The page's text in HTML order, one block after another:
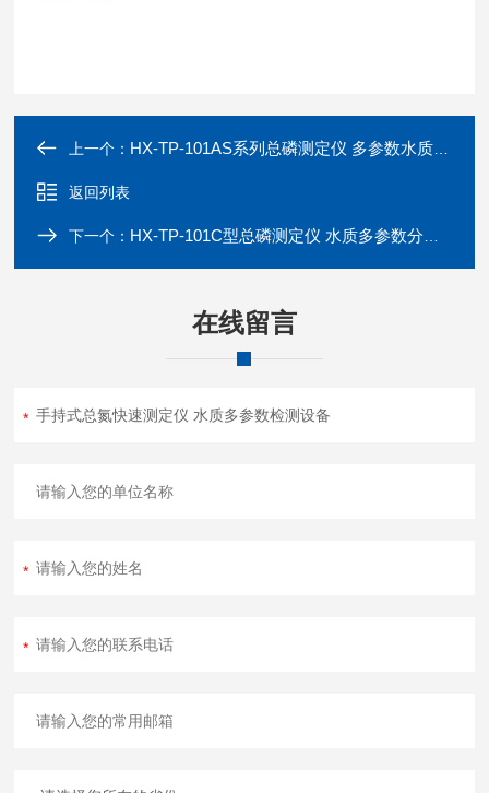
上一个： HX-TP-101AS系列总磷测定仪 多参数水质分析设备
返回列表
下一个： HX-TP-101C型总磷测定仪 水质多参数分析设备
在线留言